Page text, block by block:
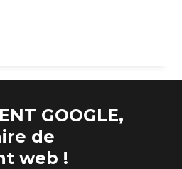
GOOGLE,
de
web !